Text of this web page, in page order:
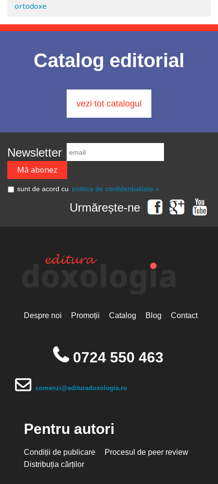
ortodoxe
Catalog editorial
vezi tot catalogul
Newsletter
sunt de acord cu politica de confidențialitate »
Urmărește-ne
Despre noi Promoții Catalog Blog Contact
0724 550 463
comenzi@edituradoxologia.ro
Pentru autori
Condiții de publicare
Procesul de peer review
Distribuția cărților